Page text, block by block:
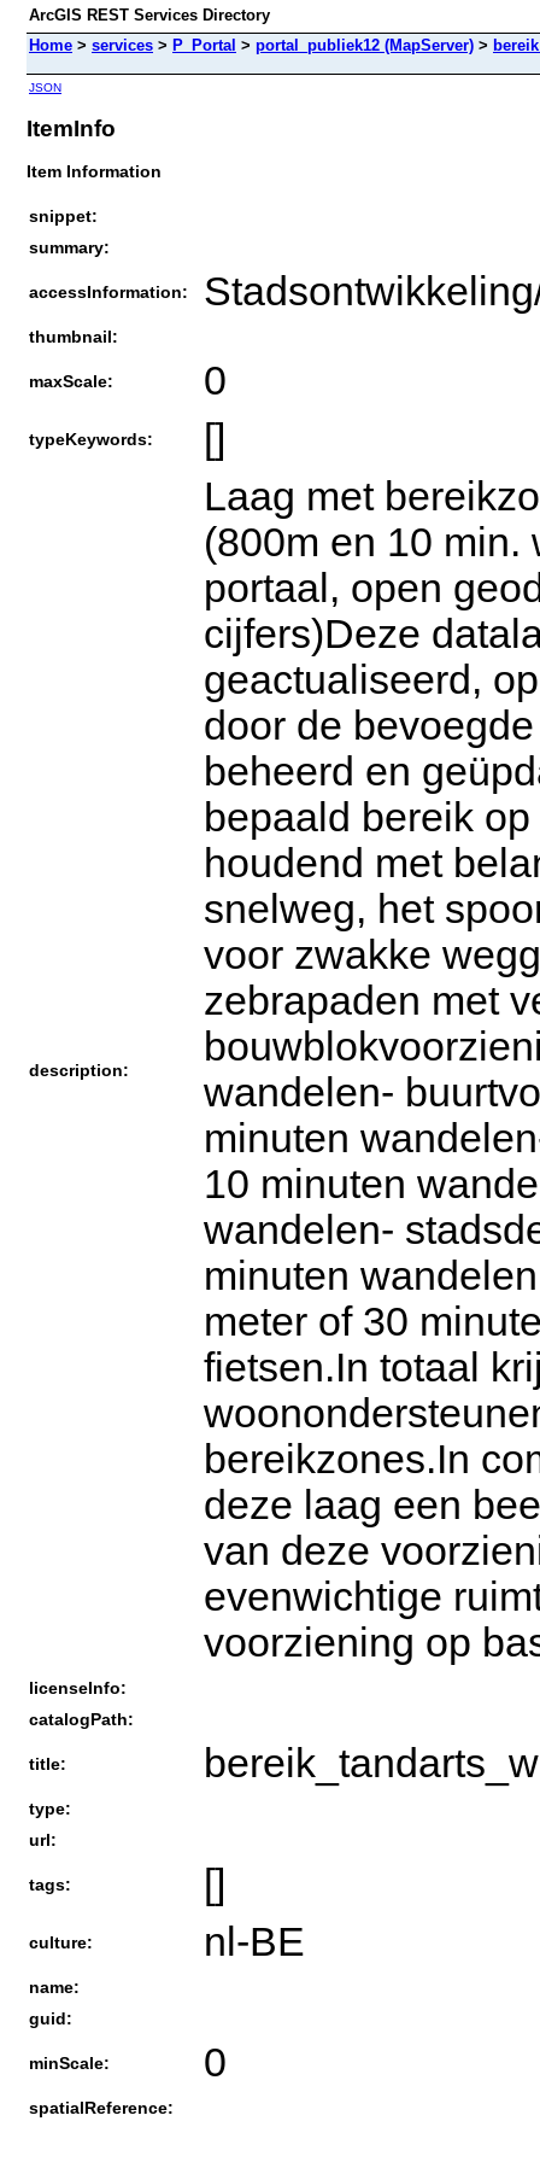
ArcGIS REST Services Directory
Home > services > P_Portal > portal_publiek12 (MapServer) >
JSON
ItemInfo
Item Information
snippet:
summary:
accessInformation:
thumbnail:
maxScale: 0
typeKeywords: []
description:
Laag met
(800m en 10 min.
portaal, open
cijfers)Deze
geactualiseerd,
door de
beheerd en
bepaald bereik
houdend met
snelweg, het
voor zwakke
zebrapaden met
wandelen-
minuten
10 minuten
wandelen-
minuten
meter of 30
fietsen.In totaal
bereikzones.In
deze laag een
van deze
evenwichtige
voorziening op
licenseInfo:
catalogPath:
title:
type:
url:
tags: []
culture: nl-BE
name:
guid:
minScale: 0
spatialReference: